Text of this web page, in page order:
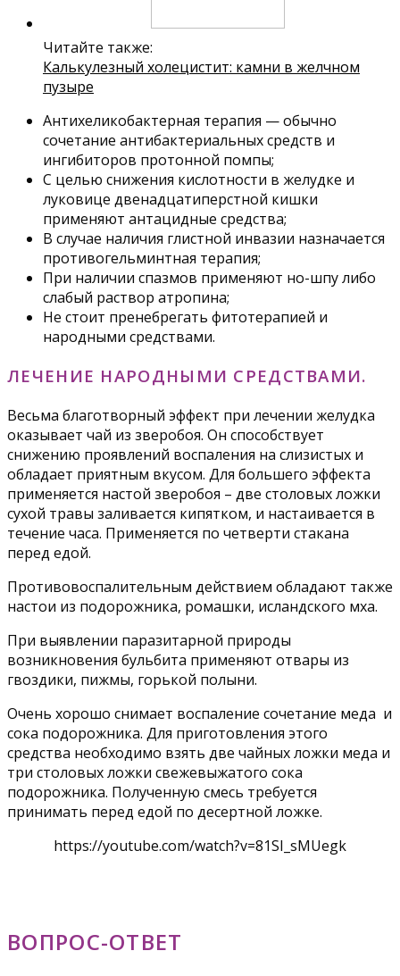
Читайте также:
Калькулезный холецистит: камни в желчном
пузыре
Антихеликобактерная терапия — обычно
сочетание антибактериальных средств и
ингибиторов протонной помпы;
С целью снижения кислотности в желудке и
луковице двенадцатиперстной кишки
применяют антацидные средства;
В случае наличия глистной инвазии назначается
противогельминтная терапия;
При наличии спазмов применяют но-шпу либо
слабый раствор атропина;
Не стоит пренебрегать фитотерапией и
народными средствами.
ЛЕЧЕНИЕ НАРОДНЫМИ СРЕДСТВАМИ.
Весьма благотворный эффект при лечении желудка
оказывает чай из зверобоя. Он способствует
снижению проявлений воспаления на слизистых и
обладает приятным вкусом. Для большего эффекта
применяется настой зверобоя – две столовых ложки
сухой травы заливается кипятком, и настаивается в
течение часа. Применяется по четверти стакана
перед едой.
Противовоспалительным действием обладают также
настои из подорожника, ромашки, исландского мха.
При выявлении паразитарной природы
возникновения бульбита применяют отвары из
гвоздики, пижмы, горькой полыни.
Очень хорошо снимает воспаление сочетание меда и
сока подорожника. Для приготовления этого
средства необходимо взять две чайных ложки меда и
три столовых ложки свежевыжатого сока
подорожника. Полученную смесь требуется
принимать перед едой по десертной ложке.
https://youtube.com/watch?v=81SI_sMUegk
ВОПРОС-ОТВЕТ